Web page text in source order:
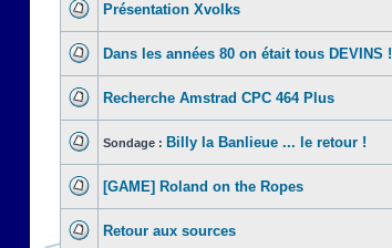
Présentation Xvolks
Dans les années 80 on était tous DEVINS !
Recherche Amstrad CPC 464 Plus
Sondage : Billy la Banlieue ... le retour !
[GAME] Roland on the Ropes
Retour aux sources